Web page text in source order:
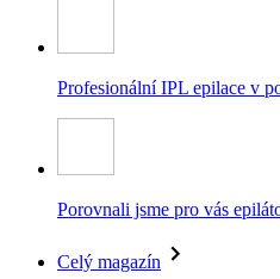
Profesionální IPL epilace v
Porovnali jsme pro vás
Celý magazín